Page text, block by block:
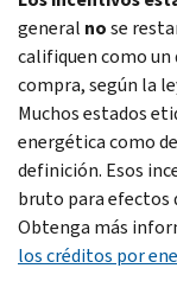
general nose
califiquen como un
compra, según la
Muchos estados
energética como
definición. Esos
bruto para efectos
Obtenga más
los créditos por